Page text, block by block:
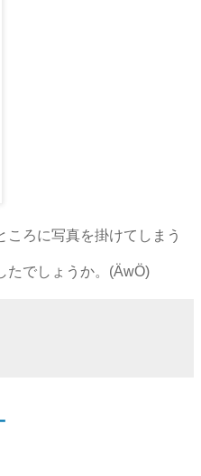
ころに写真を掛けてしまう
たでしょうか。(ÄwÖ)